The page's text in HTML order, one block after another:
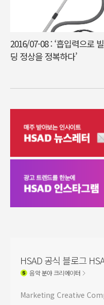
2016/07-08 : ‘흡입력으로 빌
딩 정상을 정복하다’
HSAD 공식 블로그
음악분야 크리에이터
Marketing Creative